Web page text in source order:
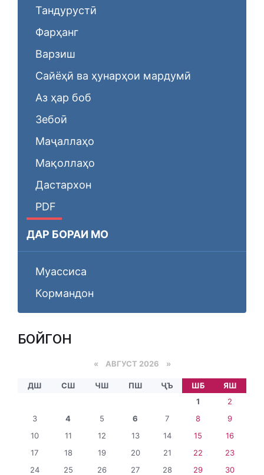
Тандурустӣ
Фарҳанг
Варзиш
Сайёҳӣ ва ҳунарҳои мардумӣ
Аз ҳар боб
Зебоӣ
Маҷаллаҳо
Мақоллаҳо
Дастархон
PDF
ДАР БОРАИ МО
Муассиса
Кормандон
БОЙГОНӢ
« АВГУСТ 2026 »
ДШ СШ ЧШ ПШ ҶЪ ШБ
ЯШ
1
2
3
4 5 6 7 8
9
10
11 12 13 14 15
16
17
18 19 20 21 22
23
24
25 26 27 28 29
30